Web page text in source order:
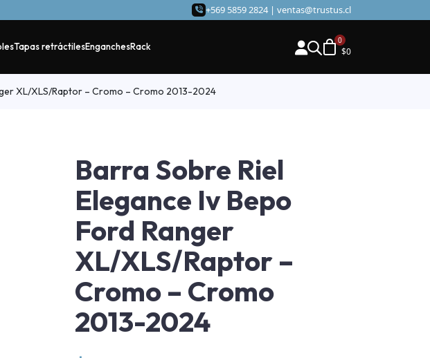
+569 5859 2824 | ventas@trustus.cl
Tapas retráctilesEnganchesRack $0
XL/XLS/Raptor – Cromo – Cromo 2013-2024
Barra Sobre Riel
Elegance Iv Bepo
Ford Ranger
XL/XLS/Raptor –
Cromo – Cromo
2013-2024